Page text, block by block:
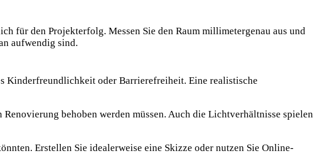
für den Projekterfolg. Messen Sie den Raum millimetergenau aus und
aufwendig sind.
Kinderfreundlichkeit oder Barrierefreiheit. Eine realistische
behoben werden müssen. Auch die Lichtverhältnisse spielen
Erstellen Sie idealerweise eine Skizze oder nutzen Sie Online-